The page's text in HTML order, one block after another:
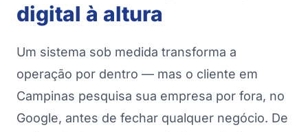
digital à altura
Um sistema sob medida transforma a
operação por dentro — mas o cliente em
Campinas pesquisa sua empresa por fora, no
Google, antes de fechar qualquer negócio. De